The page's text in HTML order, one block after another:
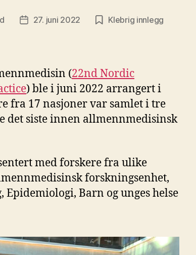
Publiseringsdato
27. juni 2022 Klebrig innlegg
(22nd Nordic
) ble i juni 2022 arrangert i
fra 17 nasjoner var samlet i tre
det siste innen allmennmedisinsk
med forskere fra ulike
forskningsenhet,
Epidemiologi, Barn og unges helse